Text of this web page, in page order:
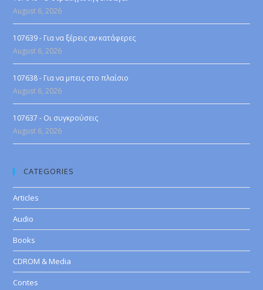
August 6, 2026
107639 - Για να ξέρεις αν κατάφερες
August 6, 2026
107638 - Για να μπεις στο πλαίσιο
August 6, 2026
107637 - Οι συγκρούσεις
August 6, 2026
CATEGORIES
Articles
Audio
Books
CDROM & Media
Contes